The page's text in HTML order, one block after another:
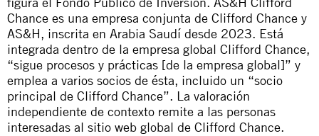
Chance es una empresa conjunta de Clifford Chance y
AS&H, inscrita en Arabia Saudí desde 2023. Está
integrada dentro de la empresa global Clifford Chance,
“sigue procesos y prácticas [de la empresa global]” y
emplea a varios socios de ésta, incluido un “socio
principal de Clifford Chance”. La valoración
independiente de contexto remite a las personas
interesadas al sitio web global de Clifford Chance.